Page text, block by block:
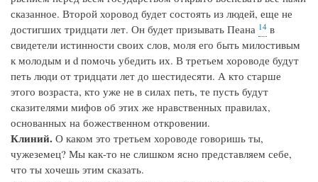
сказанное. Второй хоровод будет состоять из людей, еще не
достигших тридцати лет. Он будет призывать Пеана 14 в
свидетели истинности своих слов, моля его быть милостивым
к молодым и d помочь убедить их. В третьем хороводе будут
петь люди от тридцати лет до шестидесяти. А кто старше
этого возраста, кто уже не в силах петь, те пусть будут
сказителями мифов об этих же нравственных правилах,
основанных на божественном откровении.
Клиний. О каком это третьем хороводе говоришь ты,
чужеземец? Мы как-то не слишком ясно представляем себе,
что ты хочешь этим сказать.